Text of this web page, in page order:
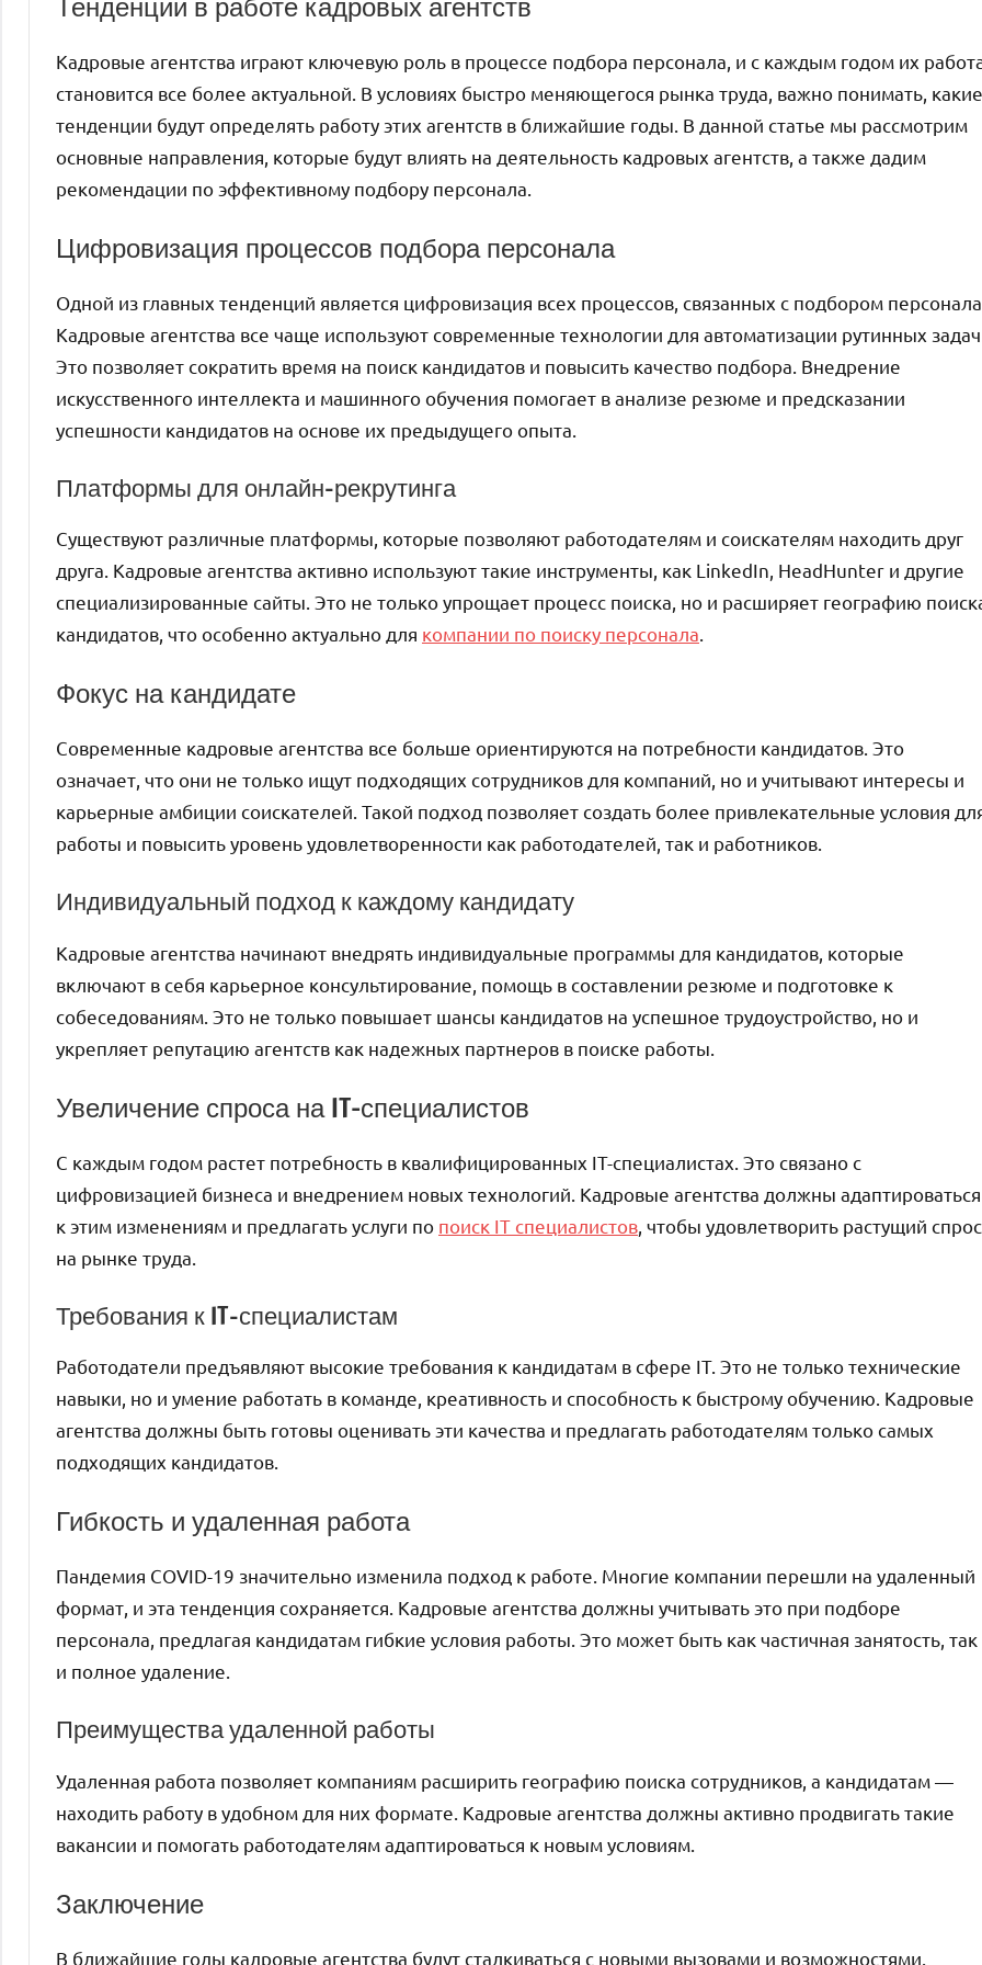
Кадровые агентства играют ключевую роль в процессе подбора персонала, и с каждым годом их
становится все более актуальной. В условиях быстро меняющегося рынка труда, важно понимать, какие
тенденции будут определять работу этих агентств в ближайшие годы. В данной статье мы рассмотрим
основные направления, которые будут влиять на деятельность кадровых агентств, а также дадим
рекомендации по эффективному подбору персонала.
Цифровизация процессов подбора персонала
Одной из главных тенденций является цифровизация всех процессов, связанных с подбором
Кадровые агентства все чаще используют современные технологии для автоматизации рутинных
Это позволяет сократить время на поиск кандидатов и повысить качество подбора. Внедрение
искусственного интеллекта и машинного обучения помогает в анализе резюме и предсказании
успешности кандидатов на основе их предыдущего опыта.
Платформы для онлайн-рекрутинга
Существуют различные платформы, которые позволяют работодателям и соискателям находить друг
друга. Кадровые агентства активно используют такие инструменты, как LinkedIn, HeadHunter и другие
специализированные сайты. Это не только упрощает процесс поиска, но и расширяет географию
кандидатов, что особенно актуально для компании по поиску персонала.
Фокус на кандидате
Современные кадровые агентства все больше ориентируются на потребности кандидатов. Это
означает, что они не только ищут подходящих сотрудников для компаний, но и учитывают интересы и
карьерные амбиции соискателей. Такой подход позволяет создать более привлекательные условия
работы и повысить уровень удовлетворенности как работодателей, так и работников.
Индивидуальный подход к каждому кандидату
Кадровые агентства начинают внедрять индивидуальные программы для кандидатов, которые
включают в себя карьерное консультирование, помощь в составлении резюме и подготовке к
собеседованиям. Это не только повышает шансы кандидатов на успешное трудоустройство, но и
укрепляет репутацию агентств как надежных партнеров в поиске работы.
Увеличение спроса на IT-специалистов
С каждым годом растет потребность в квалифицированных IT-специалистах. Это связано с
цифровизацией бизнеса и внедрением новых технологий. Кадровые агентства должны адаптироваться
к этим изменениям и предлагать услуги по поиск IT специалистов , чтобы удовлетворить растущий спрос
на рынке труда.
Требования к IT-специалистам
Работодатели предъявляют высокие требования к кандидатам в сфере IT. Это не только технические
навыки, но и умение работать в команде, креативность и способность к быстрому обучению. Кадровые
агентства должны быть готовы оценивать эти качества и предлагать работодателям только самых
подходящих кандидатов.
Гибкость и удаленная работа
Пандемия COVID-19 значительно изменила подход к работе. Многие компании перешли на удаленный
формат, и эта тенденция сохраняется. Кадровые агентства должны учитывать это при подборе
персонала, предлагая кандидатам гибкие условия работы. Это может быть как частичная занятость, так
и полное удаление.
Преимущества удаленной работы
Удаленная работа позволяет компаниям расширить географию поиска сотрудников, а кандидатам —
находить работу в удобном для них формате. Кадровые агентства должны активно продвигать такие
вакансии и помогать работодателям адаптироваться к новым условиям.
Заключение
В ближайшие годы кадровые агентства будут сталкиваться с новыми вызовами и возможностями.